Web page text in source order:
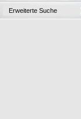
Erweiterte Suche